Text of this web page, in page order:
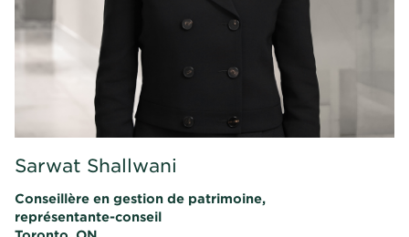
Sarwat Shallwani
Conseillère en gestion de patrimoine,
représentante-conseil